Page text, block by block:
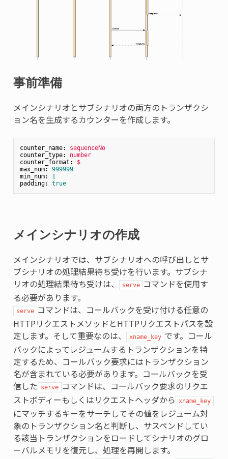
事前準備
メインシナリオとサブシナリオの両方のトランザクシ
ョン名を生成するカウンターを作成します。
counter_name:
sequenceNo
counter_type:
number
counter_format:
$
max_num:
999999
min_num:
1
padding:
true
メインシナリオの作成
メインシナリオでは、サブシナリオへの呼び出しとサ
ブシナリオの処理結果待ち受けを行います。サブシナ
リオの処理結果待ち受けは、
serve コマンドを使用す
る必要があります。
serve コマンドは、コールバックを受け付ける任意の
HTTPリクエストメソッドとHTTPリクエストパスを設
定します。そして重要なのは、
xname_key です。コール
バックによってレジュームするトランザクションを特
定するため、コールバック要求にはトランザクション
名が含まれている必要があります。コールバックを受
信した serve コマンドは、コールバック要求のリクエ
ストボディーもしくはリクエストヘッダから
xname_key
にマッチするキーをサーチしてその値をレジューム対
象のトランザクション名と判断し、サスペンドしてい
る該当トランザクションをロードしてシナリオのグロ
ーバルメモリを復元し、処理を再開します。